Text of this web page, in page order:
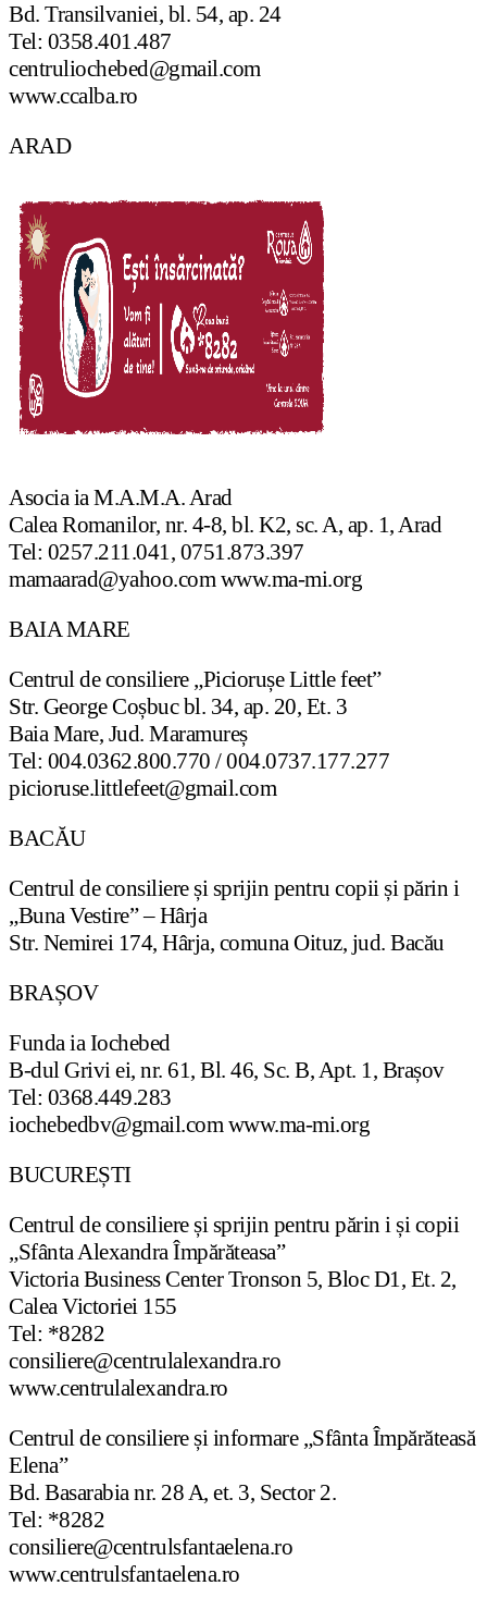
Bd. Transilvaniei, bl. 54, ap. 24
Tel: 0358.401.487
centruliochebed@gmail.com
www.ccalba.ro
ARAD
Asocia ia M.A.M.A. Arad
Calea Romanilor, nr. 4-8, bl. K2, sc. A, ap. 1, Arad
Tel: 0257.211.041, 0751.873.397
mamaarad@yahoo.com www.ma-mi.org
BAIA MARE
Centrul de consiliere „Piciorușe Little feet”
Str. George Coșbuc bl. 34, ap. 20, Et. 3
Baia Mare, Jud. Maramureș
Tel: 004.0362.800.770 / 004.0737.177.277
picioruse.littlefeet@gmail.com
BACĂU
Centrul de consiliere și sprijin pentru copii și părin i
„Buna Vestire” – Hârja
Str. Nemirei 174, Hârja, comuna Oituz, jud. Bacău
BRAȘOV
Funda ia Iochebed
B-dul Grivi ei, nr. 61, Bl. 46, Sc. B, Apt. 1, Brașov
Tel: 0368.449.283
iochebedbv@gmail.com www.ma-mi.org
BUCUREȘTI
Centrul de consiliere și sprijin pentru părin i și copii
„Sfânta Alexandra Împărăteasa”
Victoria Business Center Tronson 5, Bloc D1, Et. 2,
Calea Victoriei 155
Tel: *8282
consiliere@centrulalexandra.ro
www.centrulalexandra.ro
Centrul de consiliere și informare „Sfânta Împărăteasă
Elena”
Bd. Basarabia nr. 28 A, et. 3, Sector 2.
Tel: *8282
consiliere@centrulsfantaelena.ro
www.centrulsfantaelena.ro